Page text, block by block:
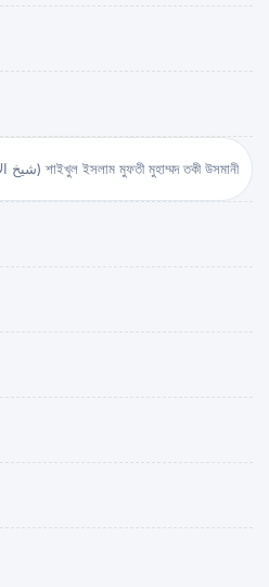
(شيخ الاسلام مفتي محمد تقي عثماني) শাইখুল ইসলাম মুফতী মুহাম্মদ তকী উসমানী